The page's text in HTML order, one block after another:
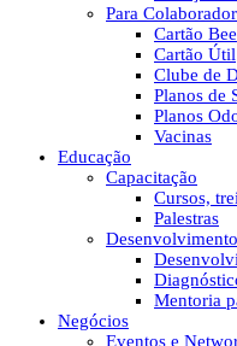
Para
Cartão Bee
Cartão Útil
Clube de
Planos de
Planos
Vacinas
Educação
Capacitação
Cursos,
Palestras
Mentoria
Negócios
Eventos e